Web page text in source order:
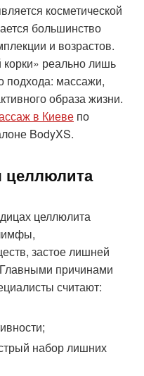
косметической
большинство
и возрастов.
корки» реально лишь
подхода: массажи,
образа жизни.
в Киеве по
BodyXS.
целлюлита
целлюлита
застое лишней
причинами
считают:
набор лишних